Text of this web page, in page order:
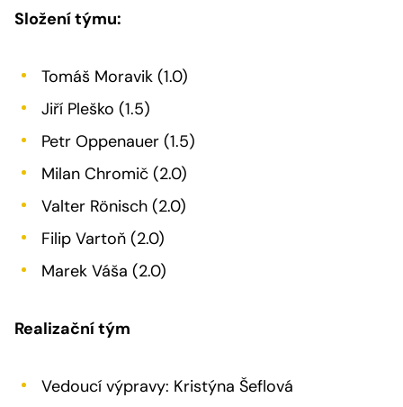
Složení týmu:
Tomáš Moravik (1.0)
Jiří Pleško (1.5)
Petr Oppenauer (1.5)
Milan Chromič (2.0)
Valter Rönisch (2.0)
Filip Vartoň (2.0)
Marek Váša (2.0)
Realizační tým
Vedoucí výpravy: Kristýna Šeflová